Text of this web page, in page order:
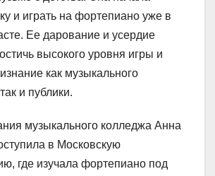
и играть на фортепиано уже в
Ее дарование и усердие
высокого уровня игры и
как музыкального
и публики.
музыкального колледжа Анна
в Московскую
где изучала фортепиано под